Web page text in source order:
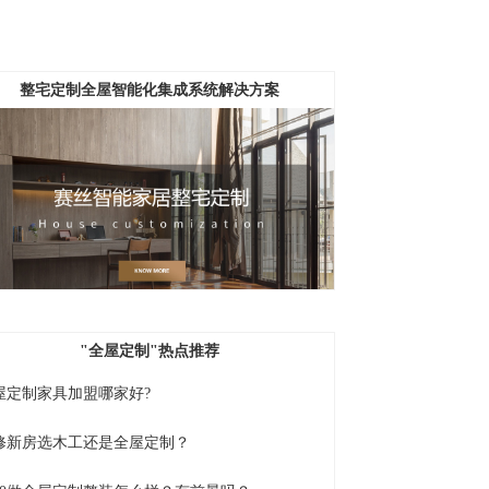
整宅定制全屋智能化集成系统解决方案
"全屋定制 "热点推荐
定制家具加盟哪家好?
新房选木工还是全屋定制？